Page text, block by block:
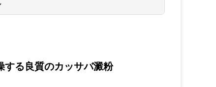
る良質のカッサバ澱粉